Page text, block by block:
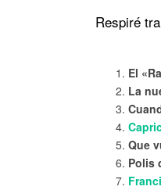
Respiré
El
La
Que
Polis